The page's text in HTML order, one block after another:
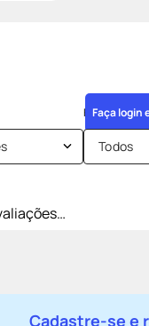
Faça login
Todos
Cadastre-se e